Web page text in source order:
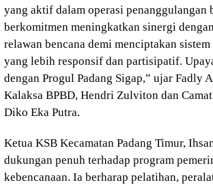
yang aktif dalam operasi penanggulangan
berkomitmen meningkatkan sinergi
relawan bencana demi menciptakan
yang lebih responsif dan partisipatif.
dengan Progul Padang Sigap,” ujar Fadly
Kalaksa BPBD, Hendri Zulviton dan
Diko Eka Putra.
Ketua KSB Kecamatan Padang Timur,
dukungan penuh terhadap program
kebencanaan. Ia berharap pelatihan,